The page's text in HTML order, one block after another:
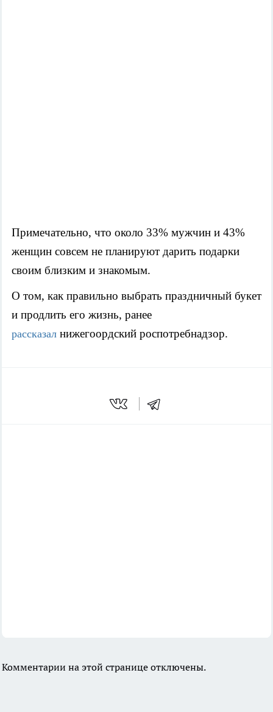
Примечательно, что около 33% мужчин и 43%
женщин совсем не планируют дарить подарки
своим близким и знакомым.
О том, как правильно выбрать праздничный букет
и продлить его жизнь, ранее
рассказал нижегоордский роспотребнадзор.
Комментарии на этой странице отключены.